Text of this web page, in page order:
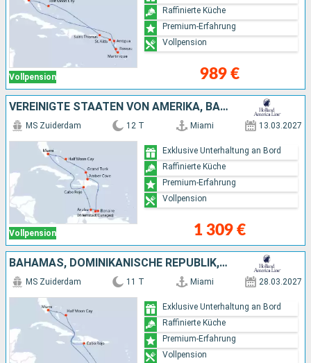
Vollpension 989 €
Raffinierte Küche
Premium-Erfahrung
Vollpension
VEREINIGTE STAATEN VON AMERIKA, BAHAMAS, ARUBA, DOMINIKANISCHE REPUBLIK
Vollpension
MS Zuiderdam 12 T Miami 13.03.2027
1 309 €
Exklusive Unterhaltung an Bord
Raffinierte Küche
Premium-Erfahrung
Vollpension
BAHAMAS, DOMINIKANISCHE REPUBLIK, ARUBA, VEREINIGTE STAATEN VON AMERIKA
MS Zuiderdam 11 T Miami 28.03.2027
Exklusive Unterhaltung an Bord
Raffinierte Küche
Premium-Erfahrung
Vollpension